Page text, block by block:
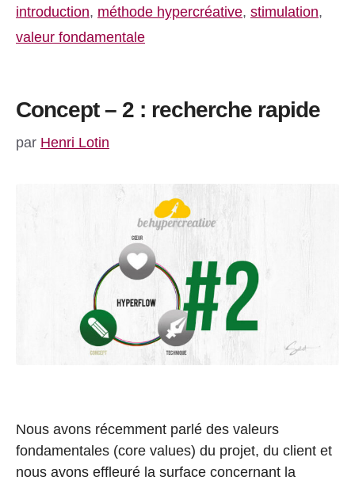
introduction, méthode hypercréative, stimulation,
valeur fondamentale
Concept – 2 : recherche rapide
par Henri Lotin
Nous avons récemment parlé des valeurs
fondamentales (core values) du projet, du client et
nous avons effleuré la surface concernant la